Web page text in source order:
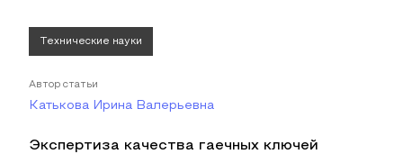
Технические науки
Автор статьи
Катькова Ирина Валерьевна
Экспертиза качества гаечных ключей